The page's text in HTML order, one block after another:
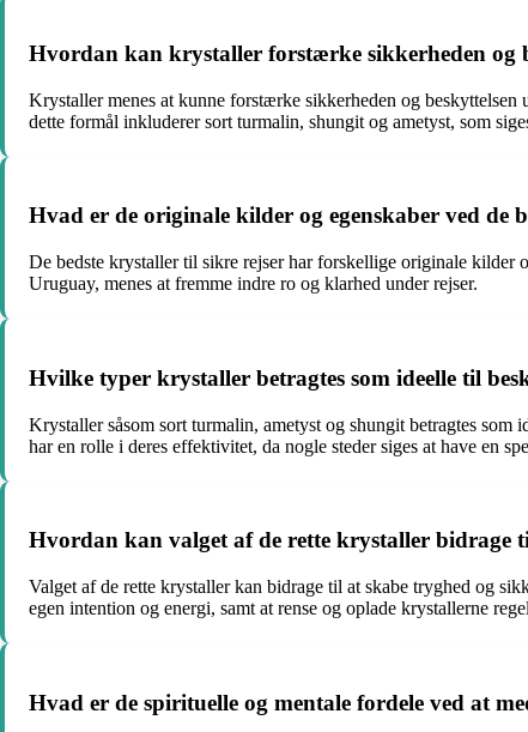
Hvordan kan krystaller forstærke sikkerheden og
Krystaller menes at kunne forstærke sikkerheden og
dette formål inkluderer sort turmalin, shungit og ametyst, som
Hvad er de originale kilder og egenskaber ved de
De bedste krystaller til sikre rejser har forskellige originale kilder
Uruguay, menes at fremme indre ro og klarhed under rejser.
Hvilke typer krystaller betragtes som ideelle til
Krystaller såsom sort turmalin, ametyst og shungit betragtes som
har en rolle i deres effektivitet, da nogle steder siges at have en
Hvordan kan valget af de rette krystaller bidrage
Valget af de rette krystaller kan bidrage til at skabe tryghed og
egen intention og energi, samt at rense og oplade krystallerne
Hvad er de spirituelle og mentale fordele ved at